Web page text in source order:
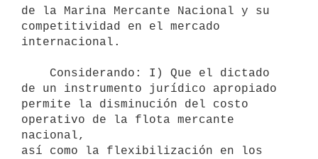
de la Marina Mercante Nacional y su
competitividad en el mercado
internacional.
de un instrumento jurídico apropiado
permite la disminución del costo
operativo de la flota mercante
nacional,
así como la flexibilización en los